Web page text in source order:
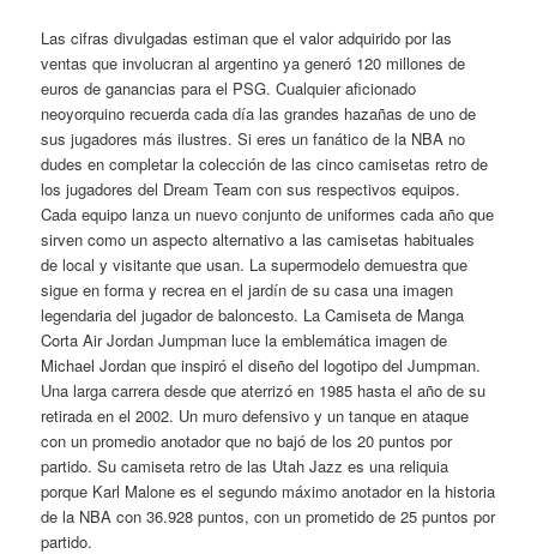
Las cifras divulgadas estiman que el valor adquirido por las
ventas que involucran al argentino ya generó 120 millones de
euros de ganancias para el PSG. Cualquier aficionado
neoyorquino recuerda cada día las grandes hazañas de uno de
sus jugadores más ilustres. Si eres un fanático de la NBA no
dudes en completar la colección de las cinco camisetas retro de
los jugadores del Dream Team con sus respectivos equipos.
Cada equipo lanza un nuevo conjunto de uniformes cada año que
sirven como un aspecto alternativo a las camisetas habituales
de local y visitante que usan. La supermodelo demuestra que
sigue en forma y recrea en el jardín de su casa una imagen
legendaria del jugador de baloncesto. La Camiseta de Manga
Corta Air Jordan Jumpman luce la emblemática imagen de
Michael Jordan que inspiró el diseño del logotipo del Jumpman.
Una larga carrera desde que aterrizó en 1985 hasta el año de su
retirada en el 2002. Un muro defensivo y un tanque en ataque
con un promedio anotador que no bajó de los 20 puntos por
partido. Su camiseta retro de las Utah Jazz es una reliquia
porque Karl Malone es el segundo máximo anotador en la historia
de la NBA con 36.928 puntos, con un prometido de 25 puntos por
partido.